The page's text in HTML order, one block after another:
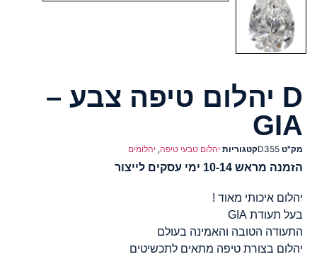
D יהלום טיפה צבע –
GIA
מק"ט D355קטגוריות יהלום טבעי טיפה, יהלומים
הזמנה מראש 10-14 ימי עסקים לייצור
יהלום איכותי מאוד !
בעל תעודת GIA
התעודה הטובה והאמינה בעולם
יהלום בצורת טיפה מתאים לתכשיטים